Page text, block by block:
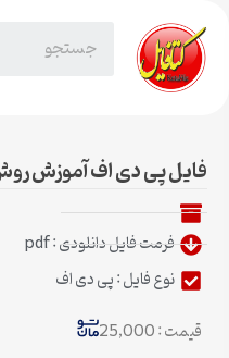
فایل پی دی اف آموزش
فرمت فایل دانلودی : pdf
نوع فایل : پی دی اف
قیمت : 25,000